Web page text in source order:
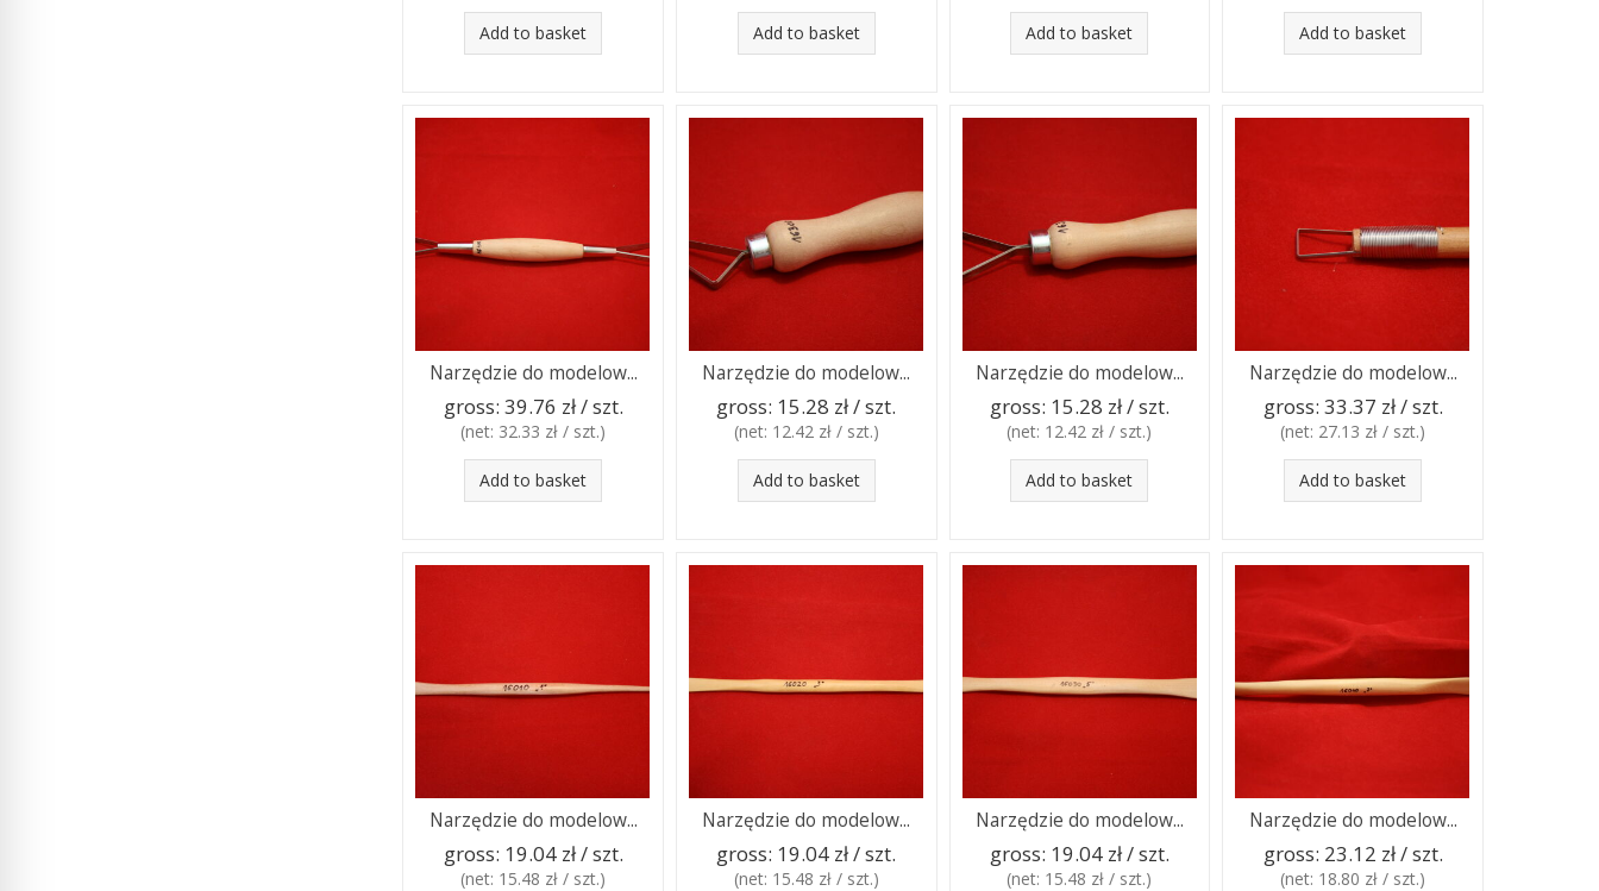
Add to basket Add to basket Add to basket Add to basket
Narzędzie do modelow...
gross: 39.76 zł / szt.
(net: 32.33 zł / szt.)
Add to basket
Narzędzie do modelow...
gross: 15.28 zł / szt.
(net: 12.42 zł / szt.)
Add to basket
Narzędzie do modelow...
gross: 15.28 zł / szt.
(net: 12.42 zł / szt.)
Add to basket
Narzędzie do modelow...
gross: 33.37 zł / szt.
(net: 27.13 zł / szt.)
Add to basket
Narzędzie do modelow...
gross: 19.04 zł / szt.
(net: 15.48 zł / szt.)
Narzędzie do modelow...
gross: 19.04 zł / szt.
(net: 15.48 zł / szt.)
Narzędzie do modelow...
gross: 19.04 zł / szt.
(net: 15.48 zł / szt.)
Narzędzie do modelow...
gross: 23.12 zł / szt.
(net: 18.80 zł / szt.)